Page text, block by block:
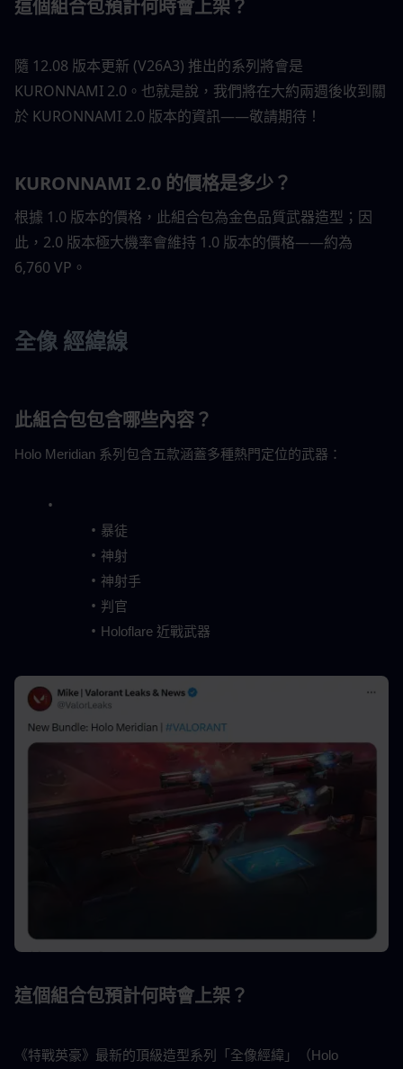
這個組合包預計何時會上架？
隨 12.08 版本更新 (V26A3) 推出的系列將會是
KURONNAMI 2.0。也就是說，我們將在大約兩週後收到關
於 KURONNAMI 2.0 版本的資訊——敬請期待！
KURONNAMI 2.0 的價格是多少？
根據 1.0 版本的價格，此組合包為金色品質武器造型；因
此，2.0 版本極大機率會維持 1.0 版本的價格——約為
6,760 VP。
全像 經緯線
此組合包包含哪些內容？
Holo Meridian 系列包含五款涵蓋多種熱門定位的武器：
暴徒
神射
神射手
判官
Holoflare 近戰武器
這個組合包預計何時會上架？
《特戰英豪》最新的頂級造型系列「全像經緯」（Holo